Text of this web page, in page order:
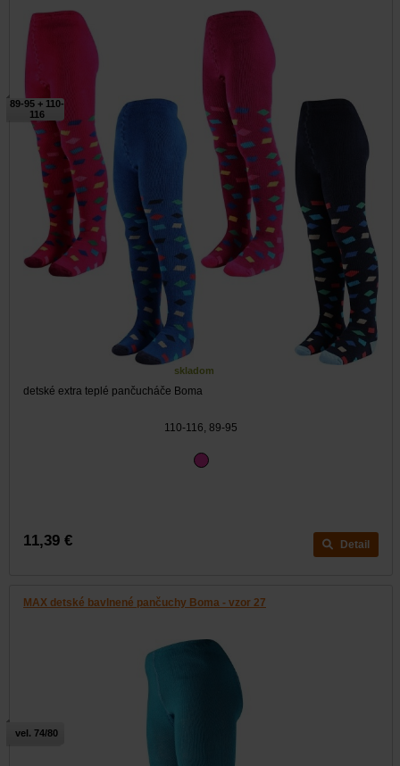
skladom
detské extra teplé pančucháče Boma
110-116, 89-95
89-95 + 110-
116
11,39 € Detail
MAX detské bavlnené pančuchy Boma - vzor 27
vel. 74/80